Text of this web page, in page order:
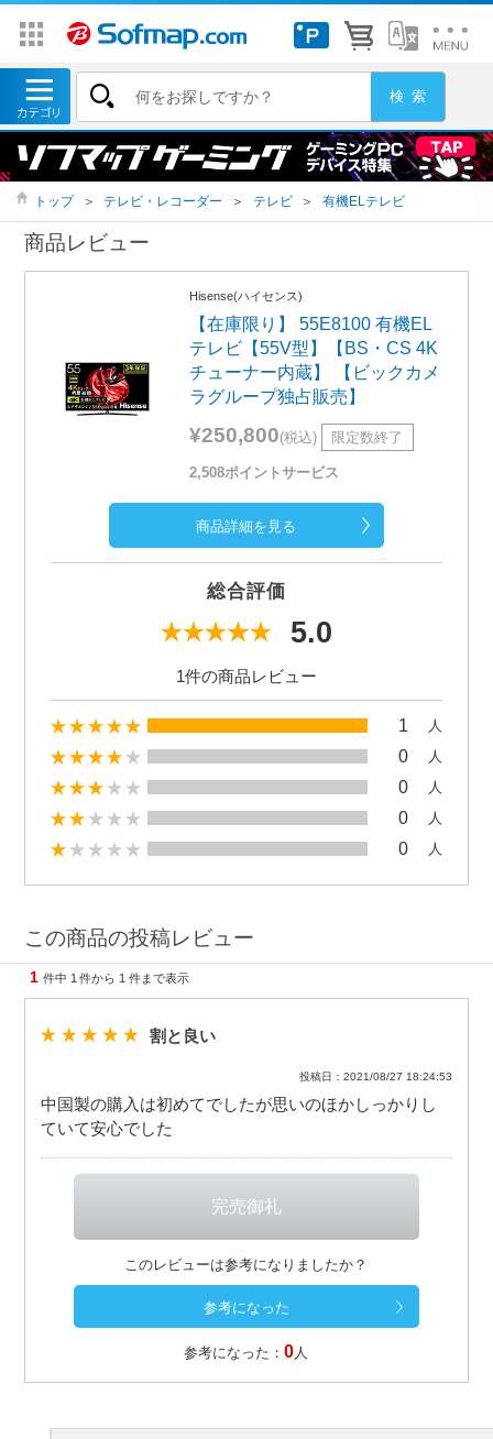
トップ ＞ テレビ・レコーダー ＞ テレビ ＞ 有機ELテレビ
商品レビュー
Hisense(ハイセンス)
【在庫限り】 55E8100 有機EL
テレビ【55V型】【BS・CS 4K
チューナー内蔵】 【ビックカメ
ラグループ独占販売】
¥250,800(税込) 限定数終了
2,508ポイントサービス
商品詳細を見る
総合評価
5.0
1件の商品レビュー
1 人
0 人
0 人
0 人
0 人
この商品の投稿レビュー
1 件中 1 件から 1 件まで表示
割と良い
投稿日：2021/08/27 18:24:53
中国製の購入は初めてでしたが思いのほかしっかりし
ていて安心でした
このレビューは参考になりましたか？
参考になった：0 人